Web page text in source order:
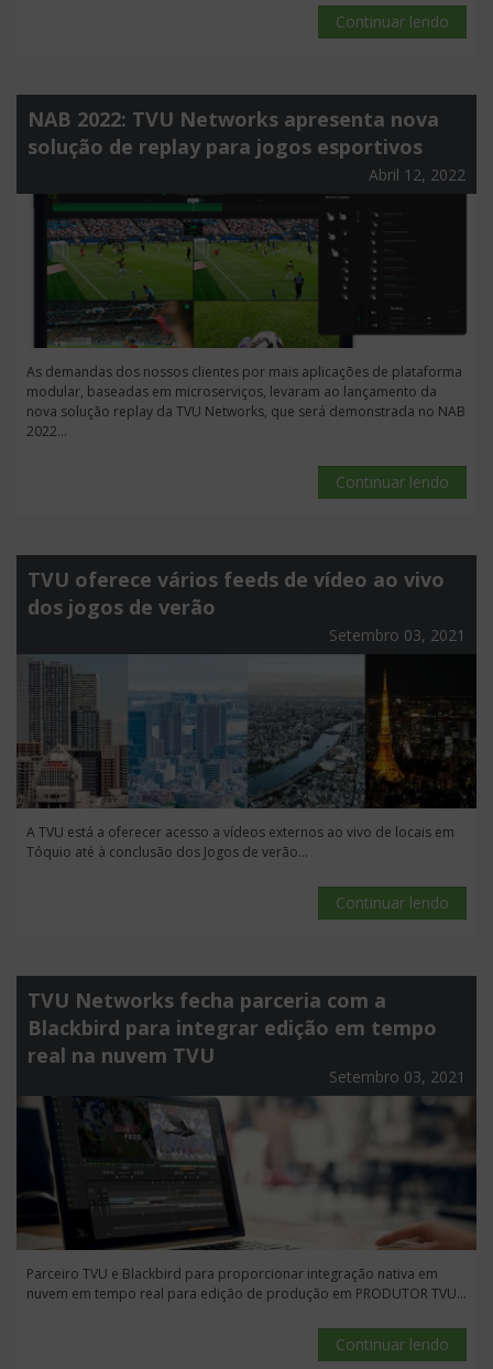
Continuar lendo
NAB 2022: TVU Networks apresenta nova
solução de replay para jogos esportivos
Abril 12, 2022
As demandas dos nossos clientes por mais aplicações de plataforma
modular, baseadas em microserviços, levaram ao lançamento da
nova solução replay da TVU Networks, que será demonstrada no NAB
2022...
Continuar lendo
TVU oferece vários feeds de vídeo ao vivo
dos jogos de verão
Setembro 03, 2021
A TVU está a oferecer acesso a vídeos externos ao vivo de locais em
Tóquio até à conclusão dos Jogos de verão...
Continuar lendo
TVU Networks fecha parceria com a
Blackbird para integrar edição em tempo
real na nuvem TVU
Setembro 03, 2021
Parceiro TVU e Blackbird para proporcionar integração nativa em
nuvem em tempo real para edição de produção em PRODUTOR TVU...
Continuar lendo